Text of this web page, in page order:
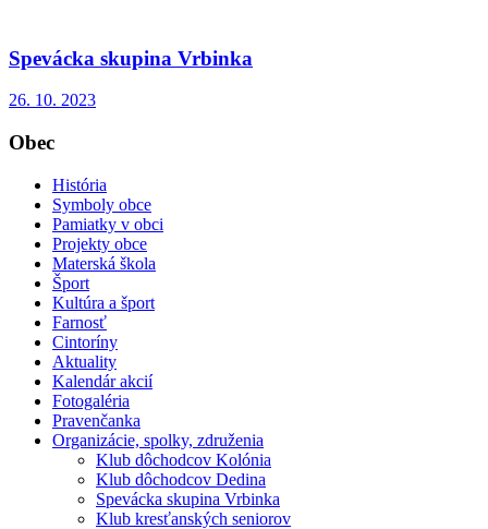
Spevácka skupina Vrbinka
26. 10. 2023
Obec
História
Symboly obce
Pamiatky v obci
Projekty obce
Materská škola
Šport
Kultúra a šport
Farnosť
Cintoríny
Aktuality
Kalendár akcií
Fotogaléria
Pravenčanka
Organizácie, spolky, združenia
Klub dôchodcov Kolónia
Klub dôchodcov Dedina
Spevácka skupina Vrbinka
Klub kresťanských seniorov